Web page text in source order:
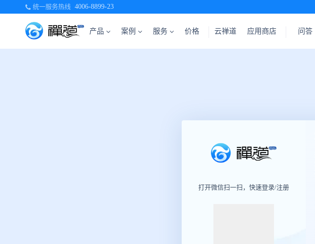
统一服务热线 4006-8899-23
产品 案例 服务 价格 云禅道 应用商店 问答
打开微信扫一扫，快速登录/注册